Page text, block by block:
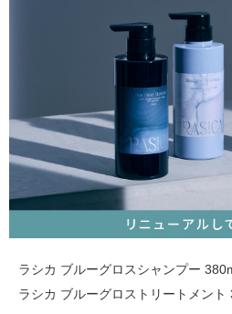
ラシカ ブルーグロスシャンプー
ラシカ ブルーグロストリートメント